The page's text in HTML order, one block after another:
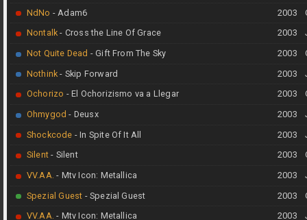
NdNo - Adam6
2003
Nontalk - Cross the Line Of Grace
2003
Not Quite Dead - Gift From The Sky
2003
Nothink - Skip Forward
2003
Ochorizo - El Ochorizismo va a Llegar
2003
Ohmygod - Deusx
2003
Shockcode - In Spite Of It All
2003
Silent - Silent
2003
VV.AA. - Mtv Icon: Metallica
2003
Spezial Guest - Spezial Guest
2003
VV.AA. - Mtv Icon: Metallica
2003